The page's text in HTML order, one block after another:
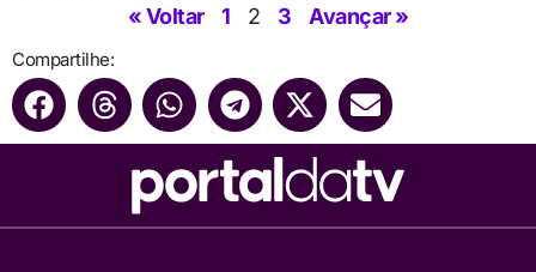
« Voltar 1 2 3 Avançar »
Compartilhe: